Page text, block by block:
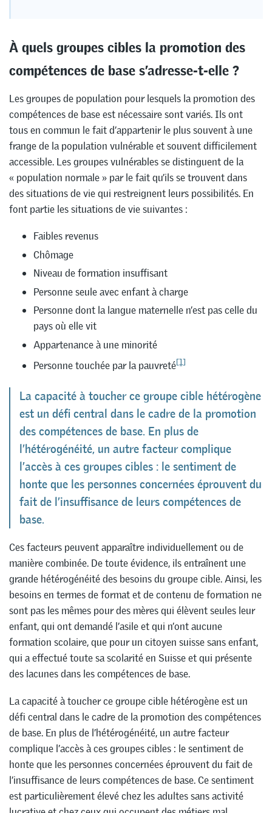
À quels groupes cibles la promotion des
compétences de base s’adresse-t-elle ?
Les groupes de population pour lesquels la promotion des
compétences de base est nécessaire sont variés. Ils ont
tous en commun le fait d’appartenir le plus souvent à une
frange de la population vulnérable et souvent difficilement
accessible. Les groupes vulnérables se distinguent de la
« population normale » par le fait qu’ils se trouvent dans
des situations de vie qui restreignent leurs possibilités. En
font partie les situations de vie suivantes :
Faibles revenus
Chômage
Niveau de formation insuffisant
Personne seule avec enfant à charge
Personne dont la langue maternelle n’est pas celle du
pays où elle vit
Appartenance à une minorité
Personne touchée par la pauvreté[1]
La capacité à toucher ce groupe cible hétérogène
est un défi central dans le cadre de la promotion
des compétences de base. En plus de
l’hétérogénéité, un autre facteur complique
l’accès à ces groupes cibles : le sentiment de
honte que les personnes concernées éprouvent du
fait de l’insuffisance de leurs compétences de
base.
Ces facteurs peuvent apparaître individuellement ou de
manière combinée. De toute évidence, ils entraînent une
grande hétérogénéité des besoins du groupe cible. Ainsi, les
besoins en termes de format et de contenu de formation ne
sont pas les mêmes pour des mères qui élèvent seules leur
enfant, qui ont demandé l’asile et qui n’ont aucune
formation scolaire, que pour un citoyen suisse sans enfant,
qui a effectué toute sa scolarité en Suisse et qui présente
des lacunes dans les compétences de base.
La capacité à toucher ce groupe cible hétérogène est un
défi central dans le cadre de la promotion des compétences
de base. En plus de l’hétérogénéité, un autre facteur
complique l’accès à ces groupes cibles : le sentiment de
honte que les personnes concernées éprouvent du fait de
l’insuffisance de leurs compétences de base. Ce sentiment
est particulièrement élevé chez les adultes sans activité